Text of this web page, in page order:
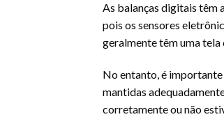
As balanças digitais têm
pois os sensores
geralmente têm uma tela
No entanto, é
mantidas
corretamente ou não